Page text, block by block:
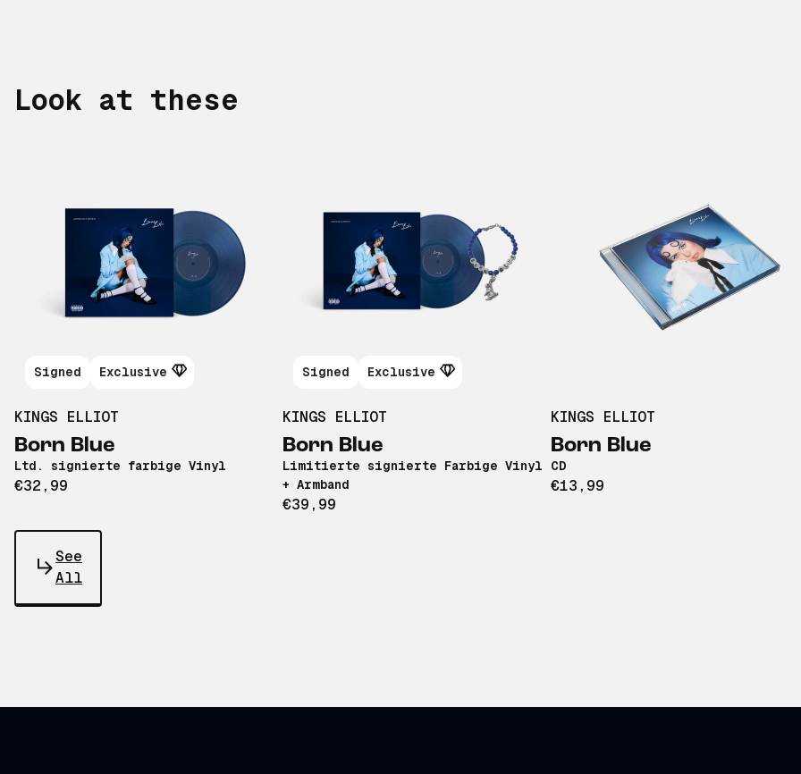
Look at these
Signed Exclusive
KINGS ELLIOT
Born Blue
Ltd. signierte farbige Vinyl
€32,99
Signed Exclusive
KINGS ELLIOT
Born Blue
Limitierte signierte Farbige Vinyl
+ Armband
€39,99
KINGS ELLIOT
Born Blue
CD
€13,99
See
All